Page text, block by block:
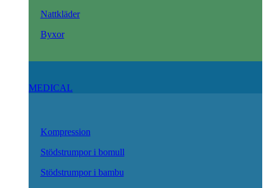
Nattkläder
Byxor
MEDICAL
Kompression
Stödstrumpor i bomull
Stödstrumpor i bambu